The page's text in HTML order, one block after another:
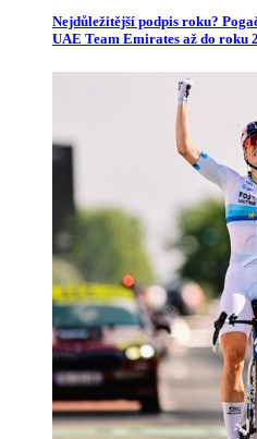
Nejdůležitější podpis roku?
UAE Team Emirates až do roku